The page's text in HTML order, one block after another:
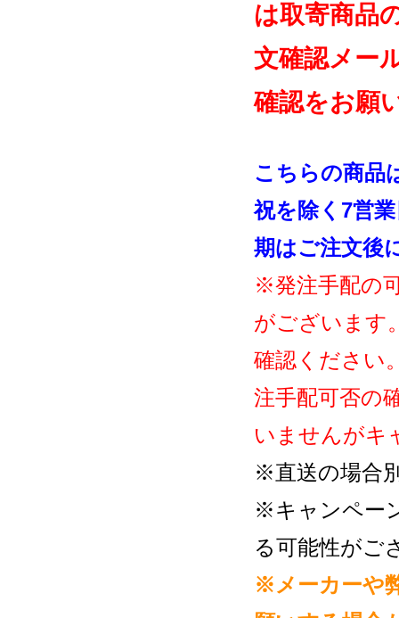
は取寄商品
文確認メー
確認をお願
こちらの商品
祝を除く7営
期はご注文後
※発注手配の
がございます
確認ください
注手配可否の
いませんがキ
※直送の場合
※キャンペー
る可能性がご
※メーカーや